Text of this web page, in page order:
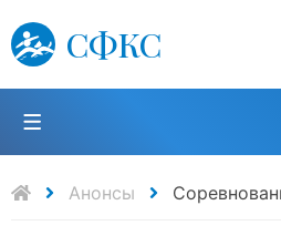
СФКС
Поиск:
Анонсы